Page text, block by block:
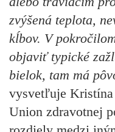
zvýšená teplota,
kĺbov. V
objaviť typické
bielok, tam má
vysvetľuje
Union zdravotnej